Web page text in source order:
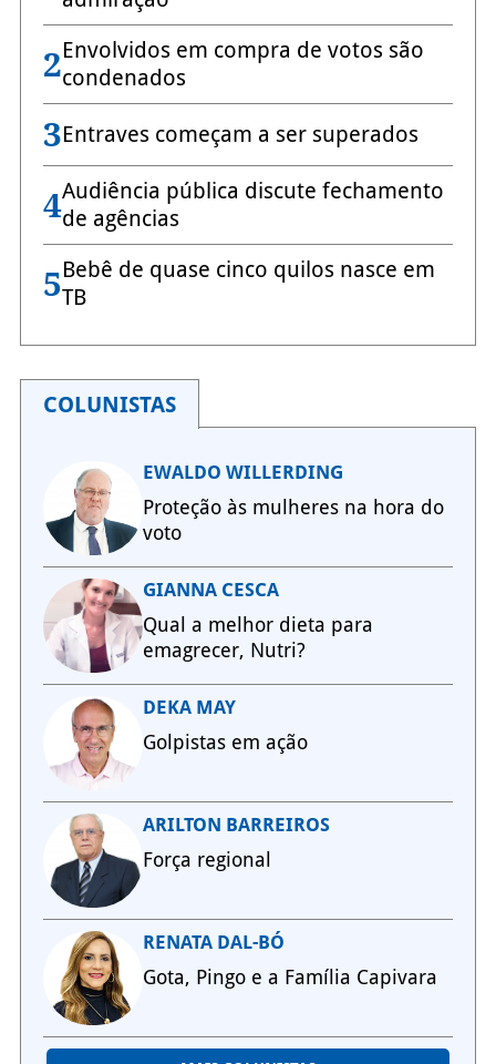
2Envolvidos em compra de votos são
condenados
3Entraves começam a ser superados
4Audiência pública discute fechamento
de agências
5Bebê de quase cinco quilos nasce em
TB
COLUNISTAS
EWALDO WILLERDING
Proteção às mulheres na hora do
voto
GIANNA CESCA
Qual a melhor dieta para
emagrecer, Nutri?
DEKA MAY
Golpistas em ação
ARILTON BARREIROS
Força regional
RENATA DAL-BÓ
Gota, Pingo e a Família Capivara